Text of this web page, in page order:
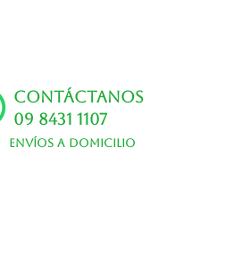
Contáctanos
09 8431 1107
Envíos a domicilio